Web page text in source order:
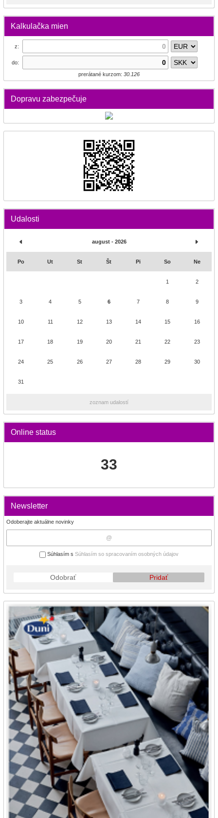
Kalkulačka mien
z:
do:
prerátané kurzom: 30.126
Dopravu zabezpečuje
Udalosti
august - 2026
Po Ut St Št Pi So Ne
1 2
3 4 5 6 7 8 9
10 11 12 13 14 15 16
17 18 19 20 21 22 23
24 25 26 27 28 29 30
31
zoznam udalostí
Online status
33
Newsletter
Odoberajte aktuálne novinky
Súhlasím s Súhlasím so spracovaním osobných údajov
Odobrať Pridať